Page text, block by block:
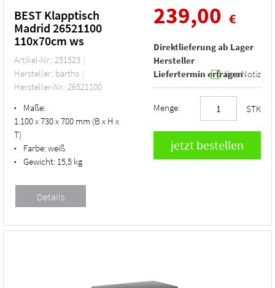
BEST Klapptisch
Madrid 26521100
110x70cm ws
Artikel-Nr.: 251523
Hersteller: barths
Hersteller-Nr.: 26521100
•
Maße:
1.100 x 730 x 700 mm (B x H x
T)
• Farbe:weiß
• Gewicht: 15,5 kg
239,00 €
Direktlieferung ab Lager
Hersteller
Liefertermin erfragenIhre Notiz
Menge: STK